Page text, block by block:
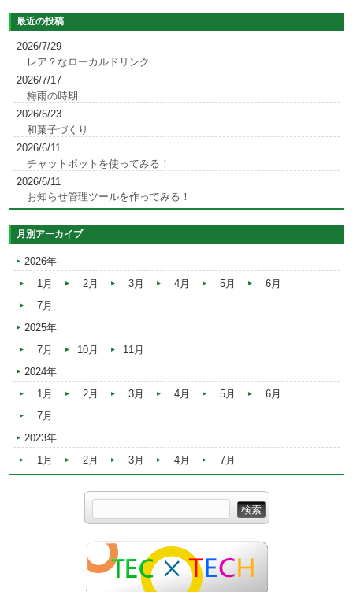
最近の投稿
2026/7/29
レア？なローカルドリンク
2026/7/17
梅雨の時期
2026/6/23
和菓子づくり
2026/6/11
チャットボットを使ってみる！
2026/6/11
お知らせ管理ツールを作ってみる！
月別アーカイブ
2026年
1月
2月 3月 4月 5月
6月
7月
2025年
7月
10月
11月
2024年
1月
2月 3月 4月 5月
6月
7月
2023年
1月
2月 3月 4月 7月